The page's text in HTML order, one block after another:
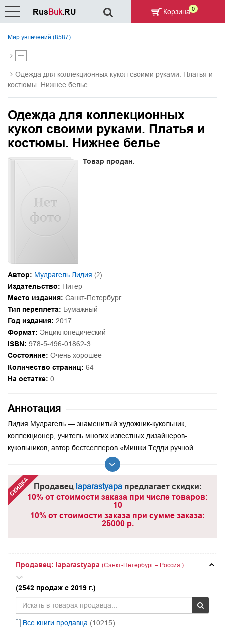
Мир увлечений (8587)
Одежда для коллекционных кукол своими руками. Платья и
костюмы. Нижнее белье
Одежда для коллекционных
кукол своими руками. Платья и
костюмы. Нижнее белье
Товар продан.
Автор: Мудрагель Лидия (2)
Издательство: Питер
Место издания: Санкт-Петербург
Тип переплёта: Бумажный
Год издания: 2017
Формат: Энциклопедический
ISBN: 978-5-496-01862-3
Состояние: Очень хорошее
Количество страниц: 64
На остатке: 0
Аннотация
Лидия Мудрагель — знаменитый художник-кукольник,
коллекционер, учитель многих известных дизайнеров-
кукольников, автор бестселлеров «Мишки Тедди ручной...
Продавец laparastyapaпредлагает скидки:
10% от стоимости заказа при числе товаров:
10
10% от стоимости заказа при сумме заказа:
25000 р.
Продавец: laparastyapa (Санкт-Петербург – Россия.)
(2542 продаж с 2019 г.)
Все книги продавца (10215)
RusBuk.RU Корзина 0